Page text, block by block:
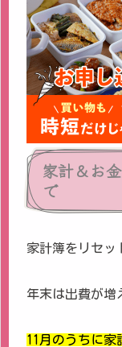
家計＆お
で
家計簿をリセッ
年末は出費が増
11月のうちに家